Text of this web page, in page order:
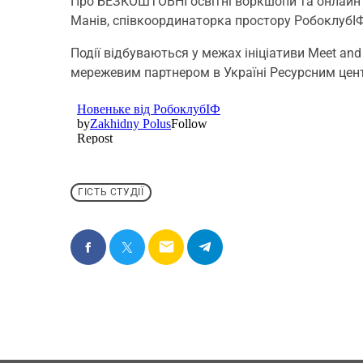
Манів, співкоординаторка простору
Події відбуваються у межах ініціативи Meet
мережевим партнером в Україні Ресурсним
ГІСТЬ СТУДІЇ
email